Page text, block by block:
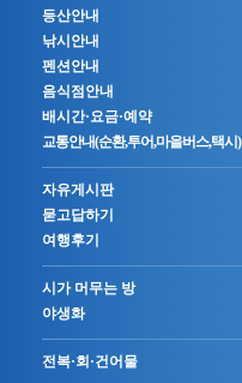
등산안내
낚시안내
펜션안내
음식점안내
배시간·요금·예약
교통안내(순환,투어,마을버스,택시)
자유게시판
묻고답하기
여행후기
시가 머무는 방
야생화
전복·회·건어물